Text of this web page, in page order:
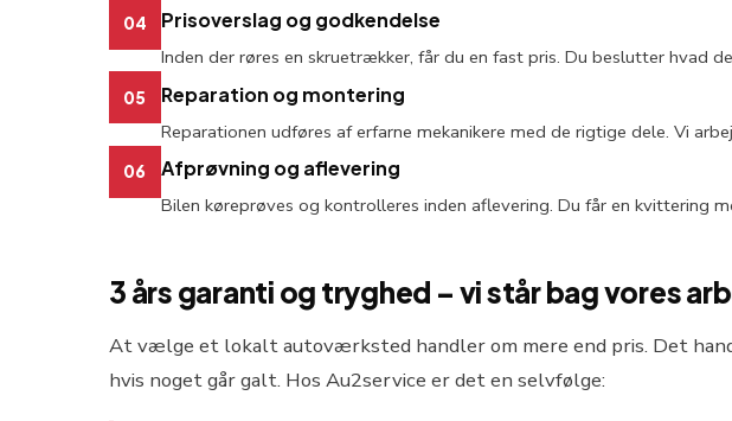
04 Prisoverslag og godkendelse
Inden der røres en skruetrækker, får du en fast pris. Du beslutter hvad
05 Reparation og montering
Reparationen udføres af erfarne mekanikere med de rigtige dele. Vi
06 Afprøvning og aflevering
Bilen køreprøves og kontrolleres inden aflevering. Du får en kvittering
3 års garanti og tryghed – vi står bag vores
At vælge et lokalt autoværksted handler om mere end pris. Det
hvis noget går galt. Hos Au2service er det en selvfølge: